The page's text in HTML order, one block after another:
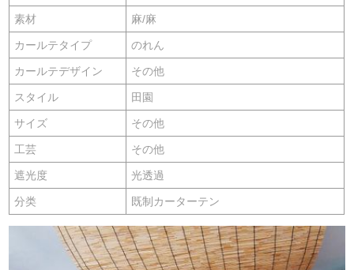
素材 麻/麻
カールテタイプ のれん
カールテデザイン その他
スタイル 田園
サイズ その他
工芸 その他
遮光度 光透過
分类 既制カーターテン